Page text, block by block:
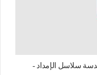
سلاسل الإمداد -